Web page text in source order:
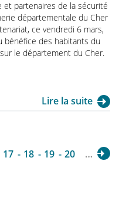
partenaires de la sécurité
départementale du Cher
ce vendredi 6 mars,
bénéfice des habitants du
le département du Cher.
Lire la suite
17 18 19 20 …